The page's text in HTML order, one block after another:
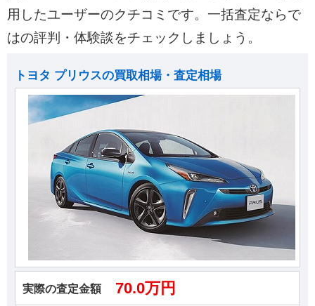
用したユーザーのクチコミです。一括査定ならで
はの評判・体験談をチェックしましょう。
トヨタ プリウスの買取相場・査定相場
実際の査定金額 70.0万円